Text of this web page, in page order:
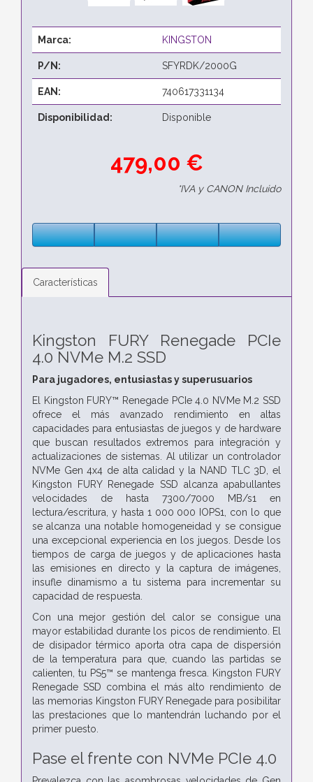
Marca: KINGSTON
P/N: SFYRDK/2000G
EAN: 740617331134
Disponibilidad: Disponible
479,00 €
*IVA y CANON Incluido
Características
Kingston FURY Renegade PCIe
4.0 NVMe M.2 SSD
Para jugadores, entusiastas y superusuarios
El Kingston FURY™ Renegade PCIe 4.0 NVMe M.2 SSD
ofrece el más avanzado rendimiento en altas
capacidades para entusiastas de juegos y de hardware
que buscan resultados extremos para integración y
actualizaciones de sistemas. Al utilizar un controlador
NVMe Gen 4x4 de alta calidad y la NAND TLC 3D, el
Kingston FURY Renegade SSD alcanza apabullantes
velocidades de hasta 7300/7000 MB/s1 en
lectura/escritura, y hasta 1 000 000 IOPS1, con lo que
se alcanza una notable homogeneidad y se consigue
una excepcional experiencia en los juegos. Desde los
tiempos de carga de juegos y de aplicaciones hasta
las emisiones en directo y la captura de imágenes,
insufle dinamismo a tu sistema para incrementar su
capacidad de respuesta.
Con una mejor gestión del calor se consigue una
mayor estabilidad durante los picos de rendimiento. El
de disipador térmico aporta otra capa de dispersión
de la temperatura para que, cuando las partidas se
calienten, tu PS5™ se mantenga fresca. Kingston FURY
Renegade SSD combina el más alto rendimiento de
las memorias Kingston FURY Renegade para posibilitar
las prestaciones que lo mantendrán luchando por el
primer puesto.
Pase el frente con NVMe PCIe 4.0